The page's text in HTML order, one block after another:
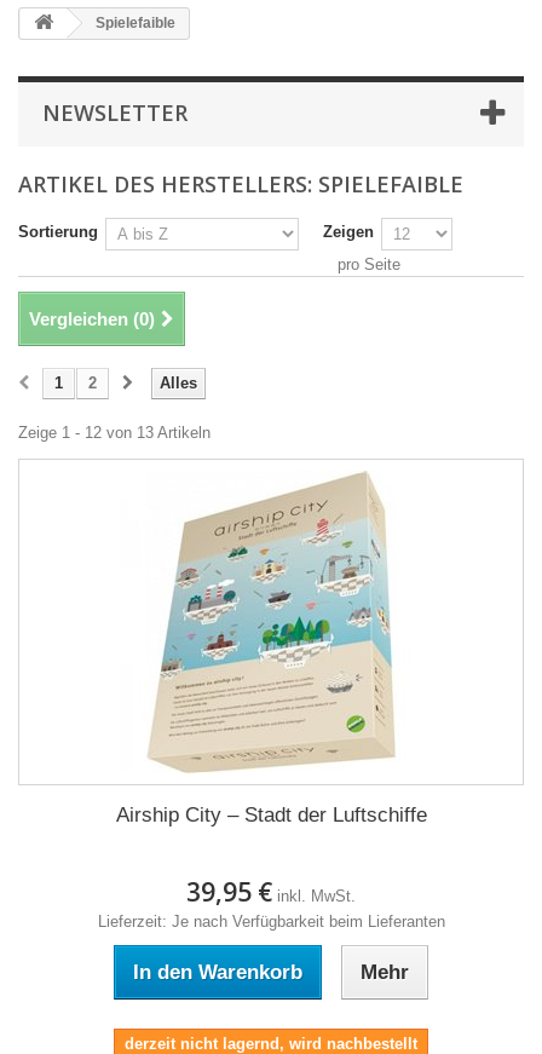
Spielefaible
NEWSLETTER
ARTIKEL DES HERSTELLERS: SPIELEFAIBLE
Sortierung
Zeigen
pro Seite
Vergleichen (0)
Alles
1 2
Zeige 1 - 12 von 13 Artikeln
Airship City – Stadt der Luftschiffe
39,95 € inkl. MwSt.
Lieferzeit: Je nach Verfügbarkeit beim Lieferanten
In den Warenkorb Mehr
derzeit nicht lagernd, wird nachbestellt